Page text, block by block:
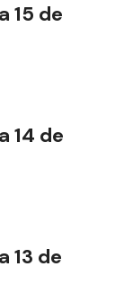
15 de
14 de
13 de